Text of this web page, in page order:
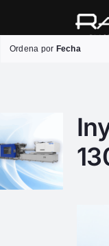
Ordena por Fecha